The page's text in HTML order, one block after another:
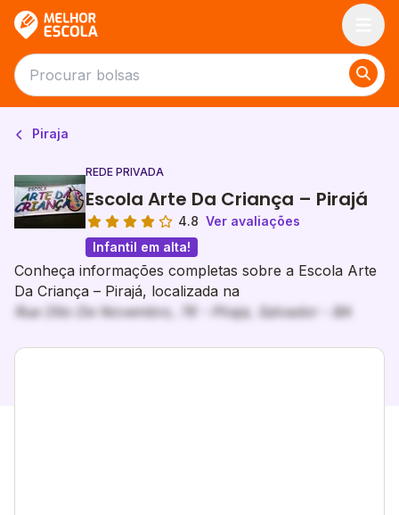
Piraja
REDE PRIVADA
Escola Arte Da Criança – Pirajá
4.8 Ver avaliações
Infantil em alta!
Conheça informações completas sobre a Escola Arte
Da Criança – Pirajá, localizada na
Rua Oito De Novembro, 76 - Piraja, Salvador - BA